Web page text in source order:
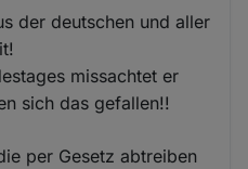
der deutschen und aller
missachtet er
sich das gefallen!!
per Gesetz abtreiben